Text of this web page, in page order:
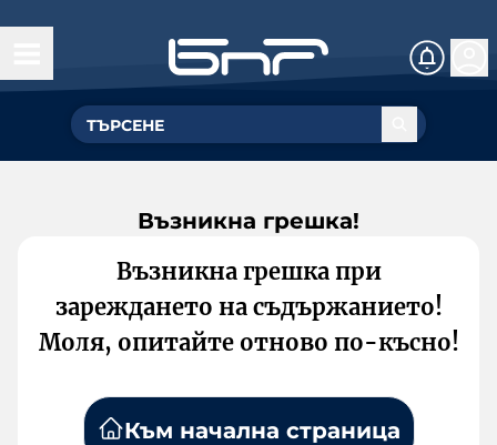
Възникна грешка!
Възникна грешка при
зареждането на съдържанието!
Моля, опитайте отново по-късно!
Към начална страница